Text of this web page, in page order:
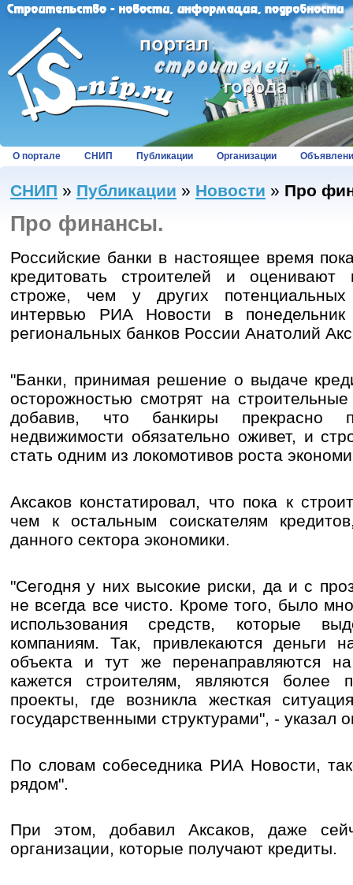
О портале СНИП Публикации Организации
СНИП » Публикации » Новости » Про
Про финансы.
Российские банки в настоящее время
кредитовать строителей и оценивают
строже, чем у других
интервью РИА Новости в понедельник
региональных банков России Анатолий
"Банки, принимая решение о выдаче
осторожностью смотрят на
добавив, что банкиры прекрасно
недвижимости обязательно оживет, и
стать одним из локомотивов роста
Аксаков констатировал, что пока к
чем к остальным соискателям
данного сектора экономики.
"Сегодня у них высокие риски, да и с
не всегда все чисто. Кроме того, было
использования средств, которые
компаниям. Так, привлекаются деньги
объекта и тут же перенаправляются
кажется строителям, являются более
проекты, где возникла жесткая
государственными структурами", - указал
По словам собеседника РИА Новости,
рядом".
При этом, добавил Аксаков, даже
организации, которые получают кредиты.